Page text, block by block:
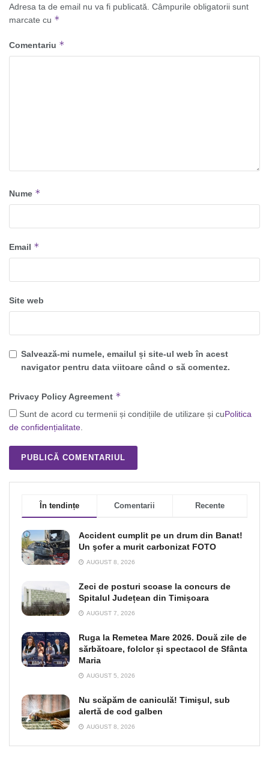
Adresa ta de email nu va fi publicată. Câmpurile obligatorii sunt
marcate cu *
Comentariu *
Nume *
Email *
Site web
Salvează-mi numele, emailul și site-ul web în acest
navigator pentru data viitoare când o să comentez.
Privacy Policy Agreement *
Sunt de acord cu termenii și condițiile de utilizare și cuPolitica
de confidențialitate.
În tendințe Comentarii Recente
Accident cumplit pe un drum din Banat!
Un şofer a murit carbonizat FOTO
AUGUST 8, 2026
Zeci de posturi scoase la concurs de
Spitalul Județean din Timișoara
AUGUST 7, 2026
Ruga la Remetea Mare 2026. Două zile de
sărbătoare, folclor și spectacol de Sfânta
Maria
AUGUST 5, 2026
Nu scăpăm de caniculă! Timişul, sub
alertă de cod galben
AUGUST 8, 2026